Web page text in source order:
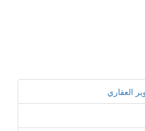
العقاري